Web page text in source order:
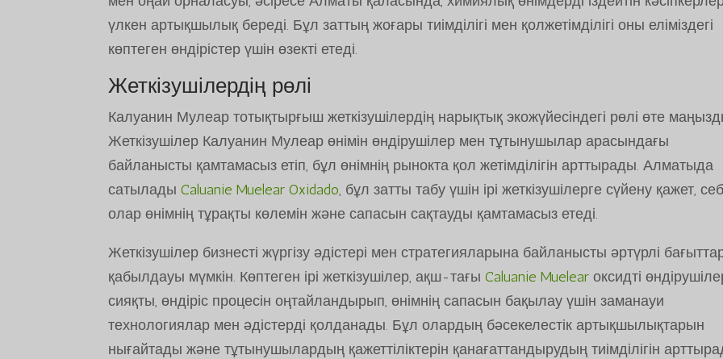
үлкен артықшылық береді. Бұл заттың жоғары тиімділігі мен қолжетімділігі оны еліміздегі
көптеген өндірістер үшін өзекті етеді.
Жеткізушілердің рөлі
Калуанин Мулеар тотықтырғыш жеткізушілердің нарықтық экожүйесіндегі рөлі өте
Жеткізушілер Калуанин Мулеар өнімін өндірушілер мен тұтынушылар арасындағы
байланысты қамтамасыз етіп, бұл өнімнің рынокта қол жетімділігін арттырады. Алматыда
сатыладыCaluanie Muelear Oxidado, бұл затты табу үшін ірі жеткізушілерге сүйену қажет,
олар өнімнің тұрақты көлемін және сапасын сақтауды қамтамасыз етеді.
Жеткізушілер бизнесті жүргізу әдістері мен стратегияларына байланысты әртүрлі
қабылдауы мүмкін. Көптеген ірі жеткізушілер, ақш-тағыCaluanie Muelear оксидті
сияқты, өндіріс процесін оңтайландырып, өнімнің сапасын бақылау үшін заманауи
технологиялар мен әдістерді қолданады. Бұл олардың бәсекелестік артықшылықтарын
нығайтады және тұтынушылардың қажеттіліктерін қанағаттандырудың тиімділігін